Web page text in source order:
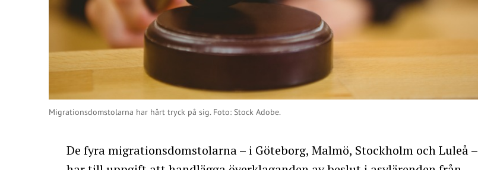
Migrationsdomstolarna har hårt tryck på sig. Foto: Stock Adobe.
De fyra migrationsdomstolarna – i Göteborg, Malmö, Stockholm och Luleå –